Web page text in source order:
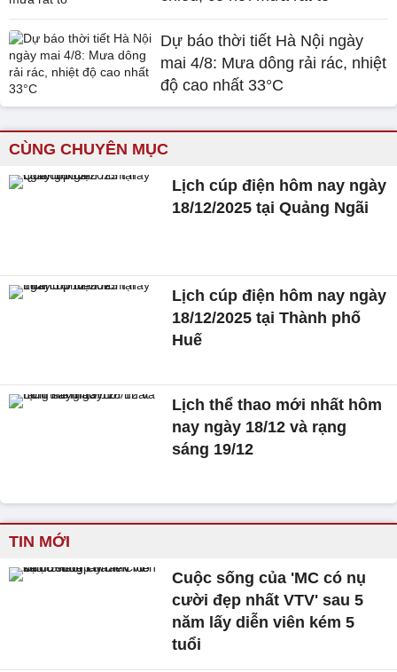
Dự báo thời tiết Hà Nội ngày
mai 4/8: Mưa dông rải rác, nhiệt
độ cao nhất 33°C
CÙNG CHUYÊN MỤC
Lịch cúp điện hôm nay ngày
18/12/2025 tại Quảng Ngãi
Lịch cúp điện hôm nay ngày
18/12/2025 tại Thành phố
Huế
Lịch thể thao mới nhất hôm
nay ngày 18/12 và rạng
sáng 19/12
TIN MỚI
Cuộc sống của 'MC có nụ
cười đẹp nhất VTV' sau 5
năm lấy diễn viên kém 5
tuổi